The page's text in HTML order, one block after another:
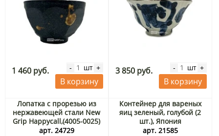
1 460 руб. - шт +
В корзину
3 850 руб. - шт +
В корзину
Лопатка с прорезью из
нержавеющей стали New
Grip Happycall,(4005-0025)
Корея
арт. 24729
Контейнер для вареных
яиц зеленый, голубой (2
шт.), Япония
арт. 21585